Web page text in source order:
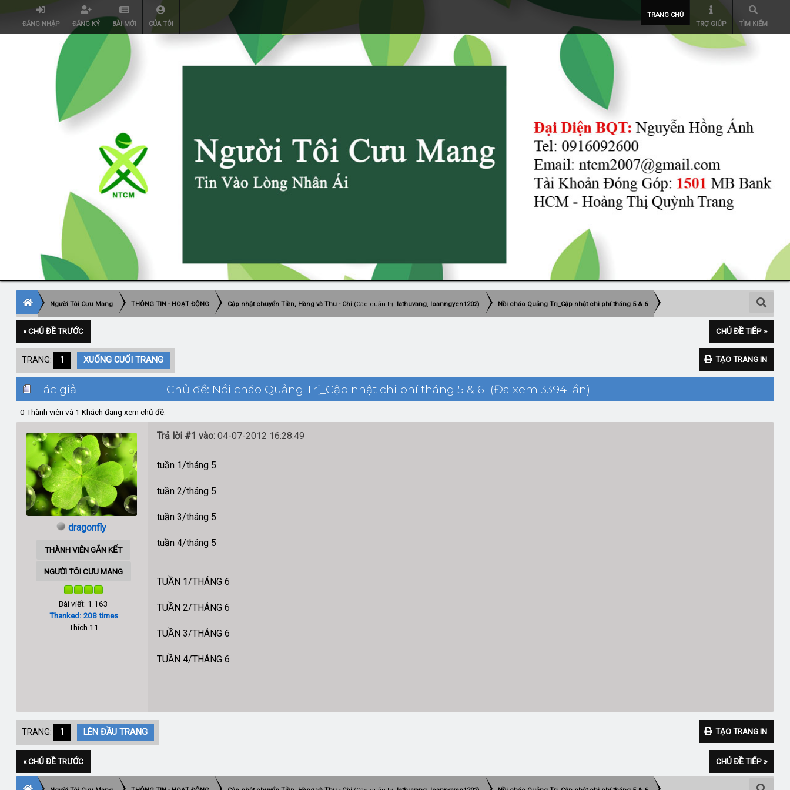
ĐĂNG NHẬP ĐĂNG KÝ BÀI MỚI CỦA TÔI
TRANG CHỦ
TRỢ GIÚP
TÌM KIẾM
Người Tôi Cưu Mang THÔNG TIN - HOẠT ĐỘNG Cập nhật chuyển Tiền, Hàng và Thu - Chi (Các quản trị: lathuvang, loanngyen1202) Nồi cháo Quảng Trị_Cập nhật chi phí tháng 5 & 6
« CHỦ ĐỀ TRƯỚC CHỦ ĐỀ TIẾP »
TẠO TRANG IN
TRANG: 1 XUỐNG CUỐI TRANG
Tác giả Chủ đề: Nồi cháo Quảng Trị_Cập nhật chi phí tháng 5 & 6 (Đã xem 3394 lần)
0 Thành viên và 1 Khách đang xem chủ đề.
dragonfly
THÀNH VIÊN GẮN KẾT
NGƯỜI TÔI CƯU MANG
Bài viết: 1.163
Thanked: 208 times
Thích 11
Trả lời #1 vào:04-07-2012 16:28:49
tuần 1/tháng 5
tuần 2/tháng 5
tuần 3/tháng 5
tuần 4/tháng 5
TUẦN 1/THÁNG 6
TUẦN 2/THÁNG 6
TUẦN 3/THÁNG 6
TUẦN 4/THÁNG 6
TẠO TRANG IN
TRANG: 1 LÊN ĐẦU TRANG
« CHỦ ĐỀ TRƯỚC CHỦ ĐỀ TIẾP »